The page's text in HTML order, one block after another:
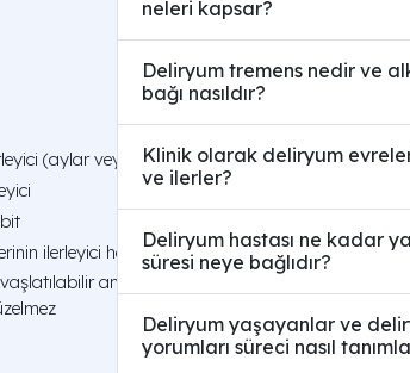
(aylar veya yıllar)
ilerleyici hasarı
ancak
neleri kapsar?
Deliryum tremens nedir ve
bağı nasıldır?
Klinik olarak deliryum evreleri
ve ilerler?
Deliryum hastası ne kadar
süresi neye bağlıdır?
Deliryum yaşayanlar ve
yorumları süreci nasıl